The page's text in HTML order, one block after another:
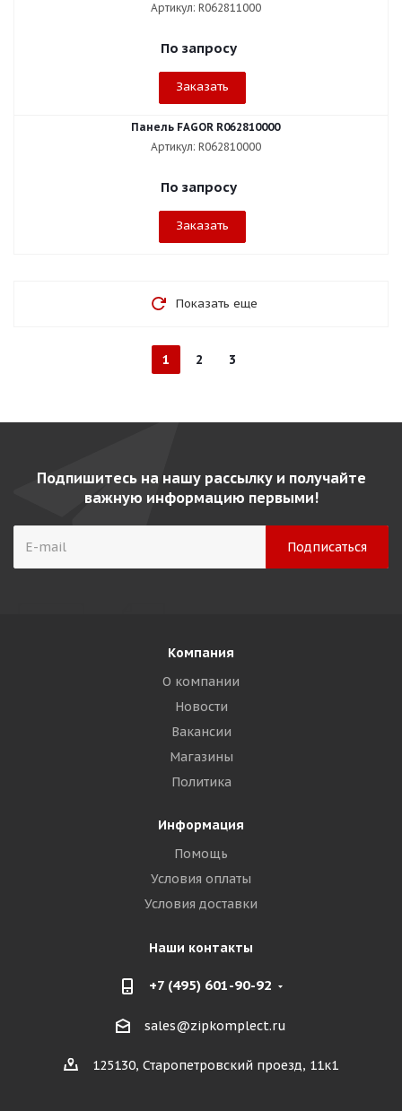
Артикул: R062811000
По запросу
Заказать
Панель FAGOR R062810000
Артикул: R062810000
По запросу
Заказать
Показать еще
1 2 3
Подпишитесь на нашу рассылку и получайте
важную информацию первыми!
Компания
О компании
Новости
Вакансии
Магазины
Политика
Информация
Помощь
Условия оплаты
Условия доставки
Наши контакты
+7 (495) 601-90-92
sales@zipkomplect.ru
125130, Старопетровский проезд, 11к1